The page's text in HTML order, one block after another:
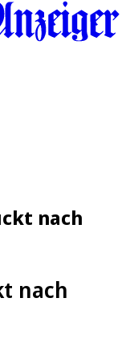
nach
nach